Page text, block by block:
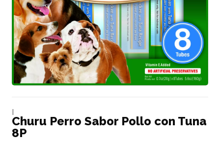
Churu Perro Sabor Pollo con Tuna
8P